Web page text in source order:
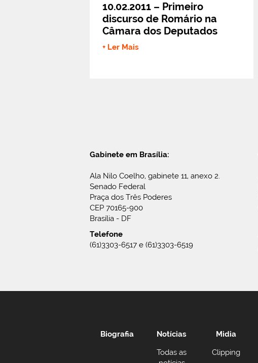
10.02.2011 – Primeiro
discurso de Romário na
Câmara dos Deputados
+ Ler Mais
Gabinete em Brasília:
Ala Nilo Coelho, gabinete 11, anexo 2.
Senado Federal
Praça dos Três Poderes
CEP 70165-900
Brasília - DF
Telefone
(61)3303-6517 e (61)3303-6519
Biografia
Notícias
Todas as
Midia
Clipping